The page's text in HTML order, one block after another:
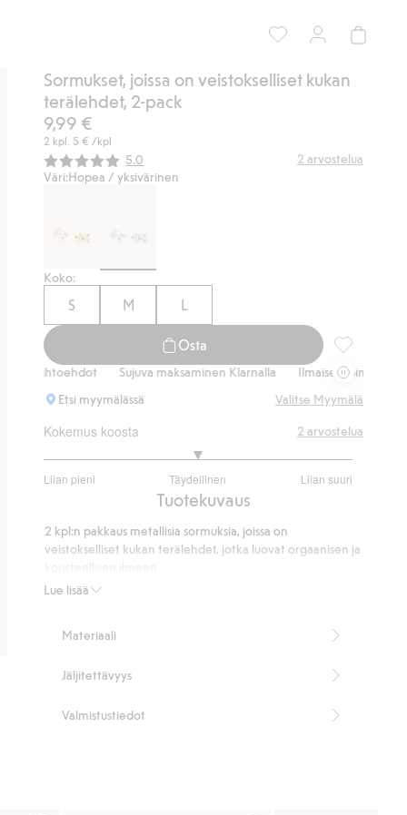
Sormukset, joissa on veistokselliset kukan
terälehdet, 2-pack
9,99 €
2 kpl. 5 € /kpl
Keskimääräinen luokitus:
5.0 2 arvostelua
Väri:Hopea / yksivärinen
Koko:
S M L
Osta
Sujuva maksaminen Klarnalla
Ilmaiset
Etsi myymälässä
Valitse Myymälä
Kokemus koosta
Liian pieni Täydellinen Liian suuri
/
ääneen
2 arvostelua
Tuotekuvaus
Lue lisää
2 kpl:n pakkaus metallisia sormuksia, joissa on
veistokselliset kukan terälehdet, jotka luovat orgaanisen ja
2-pack
Nikkelitestattu
Kierrätetty metalli
Materiaali
Jäljitettävyys
Valmistustiedot